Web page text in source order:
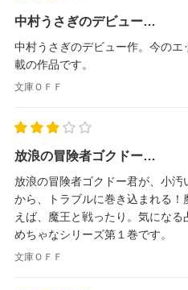
中村うさぎのデビュー…
中村うさぎのデビュー作。今の
載の作品です。
文庫ＯＦＦ
放浪の冒険者ゴクドー…
放浪の冒険者ゴクドー君が、小
から、トラブルに巻き込まれる
えば、魔王と戦ったり。気にな
めちゃなシリーズ第１巻です。
文庫ＯＦＦ